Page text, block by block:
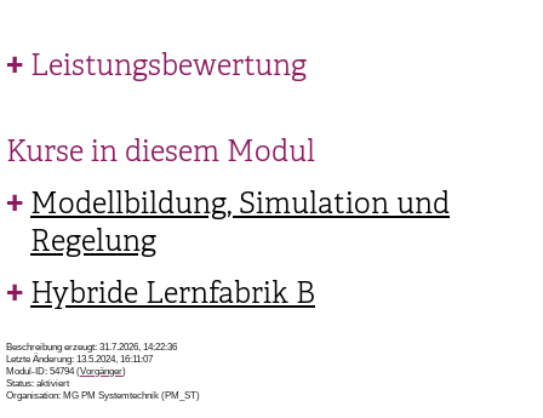
Leistungsbewertung
Kurse in diesem Modul
Modellbildung, Simulation und
Regelung
Hybride Lernfabrik B
Beschreibung erzeugt: 31.7.2026, 14:22:36
Letzte Änderung: 13.5.2024, 16:11:07
Modul-ID: 54794 (Vorgänger)
Status: aktiviert
Organisation: MG PM Systemtechnik (PM_ST)